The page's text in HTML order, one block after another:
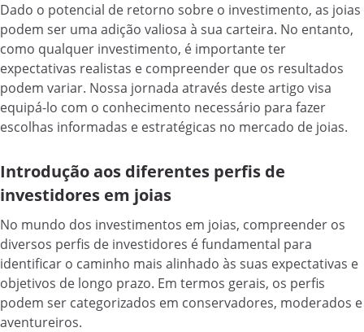
Dado o potencial de retorno sobre o investimento, as joias
podem ser uma adição valiosa à sua carteira. No entanto,
como qualquer investimento, é importante ter
expectativas realistas e compreender que os resultados
podem variar. Nossa jornada através deste artigo visa
equipá-lo com o conhecimento necessário para fazer
escolhas informadas e estratégicas no mercado de joias.
Introdução aos diferentes perfis de
investidores em joias
No mundo dos investimentos em joias, compreender os
diversos perfis de investidores é fundamental para
identificar o caminho mais alinhado às suas expectativas e
objetivos de longo prazo. Em termos gerais, os perfis
podem ser categorizados em conservadores, moderados e
aventureiros.